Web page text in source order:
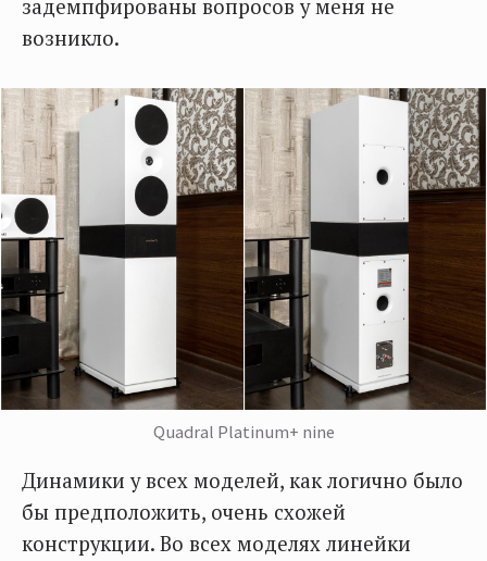
задемпфированы вопросов у меня не
возникло.
Quadral Platinum+ nine
Динамики у всех моделей, как логично было
бы предположить, очень схожей
конструкции. Во всех моделях линейки